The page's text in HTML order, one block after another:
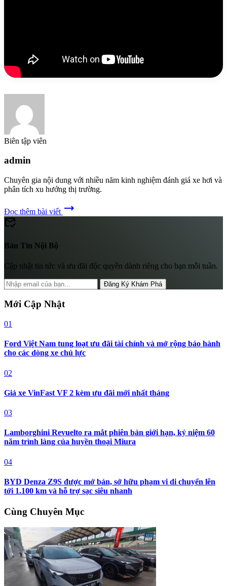
Biên tập viên
admin
Chuyên gia nội dung với nhiều năm kinh nghiệm đánh giá xe hơi và
phân tích xu hướng thị trường.
Đọc thêm bài viết trending_flat
mark_email_read
Bản Tin Nội Bộ
Cập nhật tin tức và ưu đãi độc quyền dành riêng cho bạn mỗi tuần.
Đăng Ký Khám Phá
Mới Cập Nhật
01
Ford Việt Nam tung loạt ưu đãi tài chính và mở rộng bảo hành
cho các dòng xe chủ lực
02
Giá xe VinFast VF 2 kèm ưu đãi mới nhất tháng
03
Lamborghini Revuelto ra mắt phiên bản giới hạn, kỷ niệm 60
năm trình làng của huyền thoại Miura
04
BYD Denza Z9S được mở bán, sở hữu phạm vi di chuyển lên
tới 1.100 km và hỗ trợ sạc siêu nhanh
Cùng Chuyên Mục